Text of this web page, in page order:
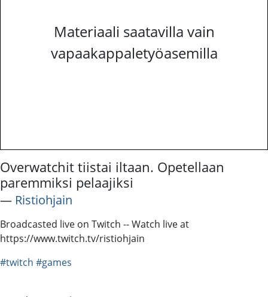
Materiaali saatavilla vain
vapaakappaletyöasemilla
Overwatchit tiistai iltaan. Opetellaan
paremmiksi pelaajiksi
― Ristiohjain
Broadcasted live on Twitch -- Watch live at
https://www.twitch.tv/ristiohjain
#twitch #games